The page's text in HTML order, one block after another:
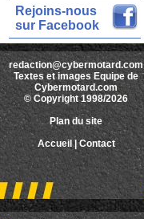
Rejoins-nous
sur Facebook
redaction@cybermotard.com
Textes et images Equipe de
Cybermotard.com
© Copyright 1998/2026
Plan du site
Accueil |Contact